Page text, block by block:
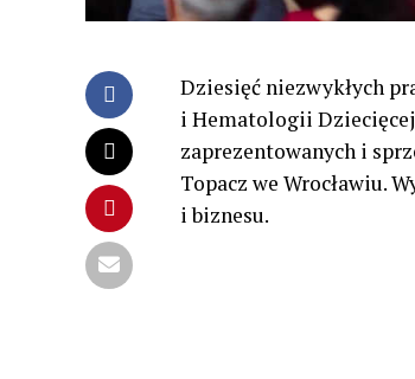
Dziesięć niezwykłych
i Hematologii
zaprezentowanych i
Topacz we Wrocławiu.
i biznesu.